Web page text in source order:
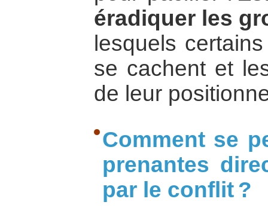
éradiquer les
lesquels
se cachent et
de leur
Comment se
prenantes
par le conflit ?